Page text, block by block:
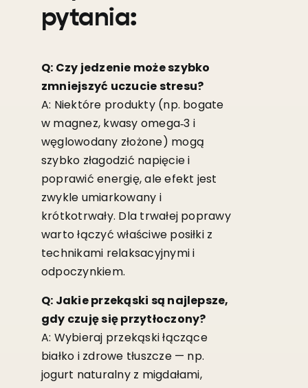
pytania:
Q: Czy jedzenie może szybko
zmniejszyć uczucie stresu?
A: Niektóre produkty (np. bogate
w magnez, kwasy omega‑3 i
węglowodany złożone) mogą
szybko złagodzić napięcie i
poprawić energię, ale efekt jest
zwykle umiarkowany i
krótkotrwały. Dla trwałej poprawy
warto łączyć właściwe posiłki z
technikami relaksacyjnymi i
odpoczynkiem.
Q: Jakie przekąski są najlepsze,
gdy czuję się przytłoczony?
A: Wybieraj przekąski łączące
białko i zdrowe tłuszcze — np.
jogurt naturalny z migdałami,